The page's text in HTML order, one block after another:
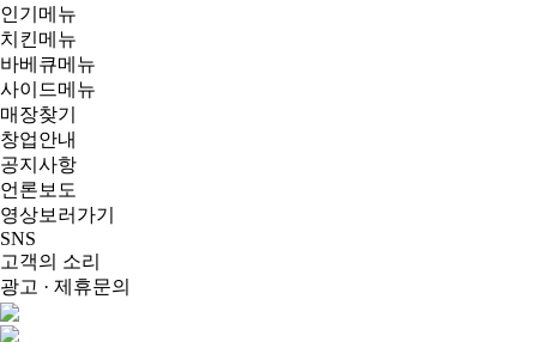
인기메뉴
치킨메뉴
바베큐메뉴
사이드메뉴
매장찾기
창업안내
공지사항
언론보도
영상보러가기
SNS
고객의 소리
광고 · 제휴문의